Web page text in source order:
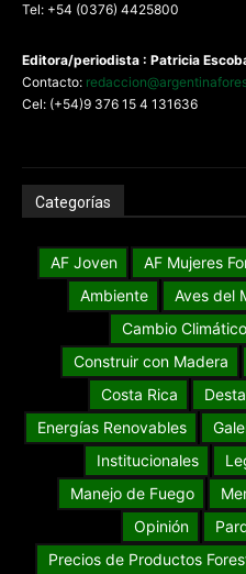
Tel: +54 (0376) 4425800
Editora/periodista : Patricia
Contacto:
Cel: (+54)9 376 15 4 131636
Categorías
AF Joven AF Mujeres
Ambiente
Aves del
Cambio Climático
Construir con Madera
Costa Rica
Energías Renovables
Institucionales
Manejo de Fuego
Opinión
Precios de Productos